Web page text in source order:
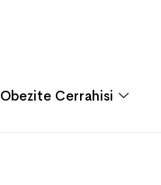
Obezite Cerrahisi